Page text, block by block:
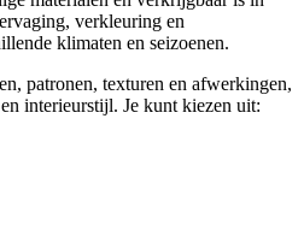
verkleuring en
klimaten en seizoenen.
patronen, texturen en afwerkingen,
interieurstijl. Je kunt kiezen uit: